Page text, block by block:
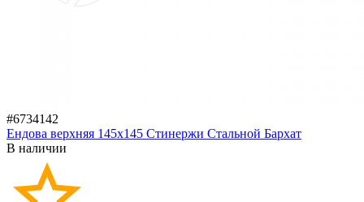
#6734142
Ендова верхняя 145х145 Стинержи Стальной Бархат
В наличии